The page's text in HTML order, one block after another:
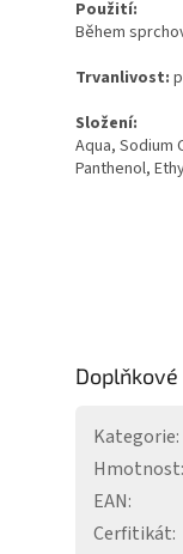
Použití:
Během
Trvanlivost:
Složení:
Aqua, Sodium
Panthenol,
Kategorie:
Hmotnost:
EAN:
Cerfitikát: